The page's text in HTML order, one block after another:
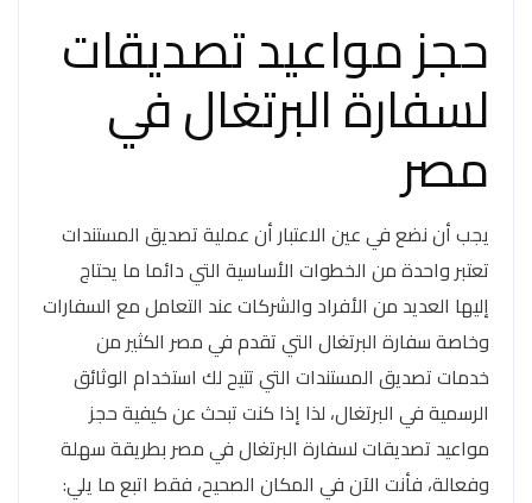
حجز مواعيد تصديقات
لسفارة البرتغال في
مصر
يجب أن نضع في عين الاعتبار أن عملية تصديق المستندات
تعتبر واحدة من الخطوات الأساسية التي دائما ما يحتاج
إليها العديد من الأفراد والشركات عند التعامل مع السفارات
وخاصة سفارة البرتغال التي تقدم في مصر الكثير من
خدمات تصديق المستندات التي تتيح لك استخدام الوثائق
الرسمية في البرتغال، لذا إذا كنت تبحث عن كيفية حجز
مواعيد تصديقات لسفارة البرتغال في مصر بطريقة سهلة
وفعالة، فأنت الآن في المكان الصحيح، فقط اتبع ما يلي: